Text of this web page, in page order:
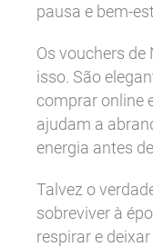
pausa e bem-
Os vouchers de
isso. São
comprar online
ajudam a
energia antes
Talvez o
sobreviver à
respirar e